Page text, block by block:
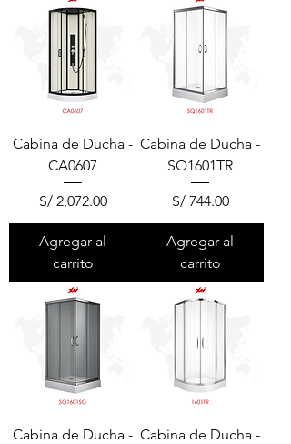
Cabina de Ducha -
CA0607
Precio
S/ 2,072.00
Agregar al
carrito
Cabina de Ducha -
SQ1601TR
Precio
S/ 744.00
Agregar al
carrito
Cabina de Ducha - Cabina de Ducha -